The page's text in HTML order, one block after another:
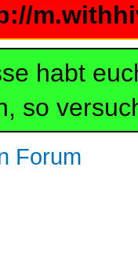
habt
so
Forum